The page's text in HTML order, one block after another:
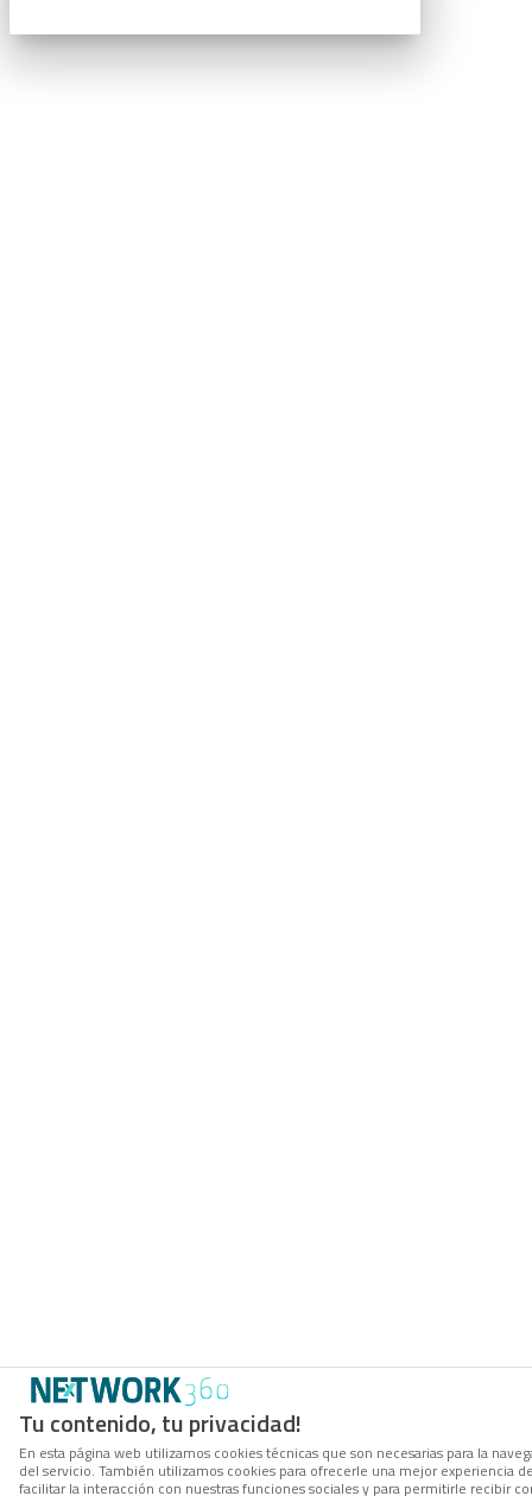
Tu contenido, tu privacidad!
En esta página web utilizamos cookies técnicas que son necesarias para la
del servicio. También utilizamos cookies para ofrecerle una mejor experiencia
facilitar la interacción con nuestras funciones sociales y para permitirle recibir